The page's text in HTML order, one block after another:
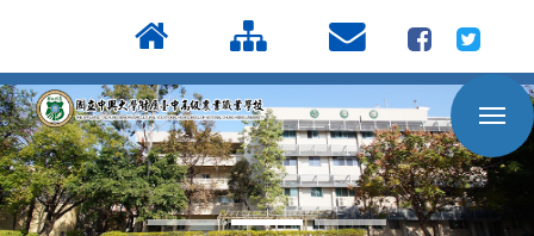
到
主
要
內
容